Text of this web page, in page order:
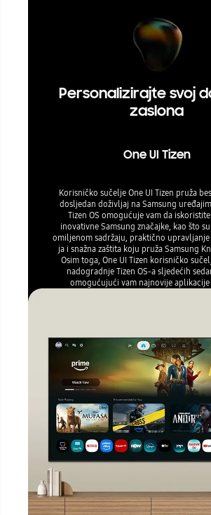
Personalizirajte svoj
zaslona
One UI Tizen
Korisničko sučelje One UI Tizen pruža
dosljedan doživljaj na Samsung
Tizen OS omogućuje vam da
inovativne Samsung značajke, kao što
omiljenom sadržaju, praktično
ja i snažna zaštita koju pruža Samsung
Osim toga, One UI Tizen korisničko
nadogradnje Tizen OS-a sljedećih
omogućujući vam najnovije